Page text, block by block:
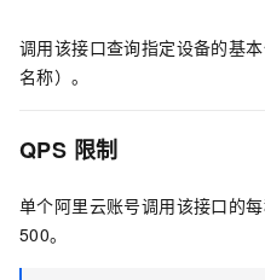
调用该接口查询指定设备的基
名称）。
QPS 限制
单个阿里云账号调用该接口的
500。